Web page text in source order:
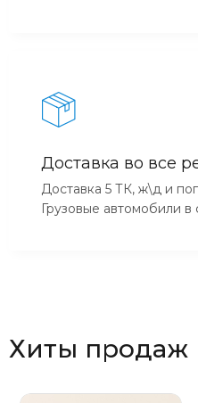
Доставка во все
Доставка 5 ТК, ж\д и
Грузовые автомобили в
Хиты продаж